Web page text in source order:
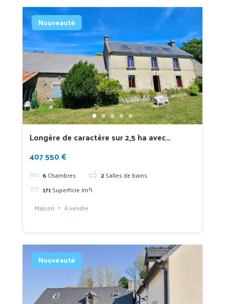
Nouveauté
Longère de caractère sur 2,5 ha avec
407 550 €
6Chambres 2Salles de bains
171Superficie (m²)
Maison
À vendre
Nouveauté